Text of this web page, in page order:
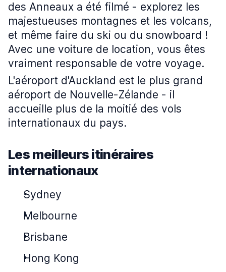
des Anneaux a été filmé - explorez les
majestueuses montagnes et les volcans,
et même faire du ski ou du snowboard !
Avec une voiture de location, vous êtes
vraiment responsable de votre voyage.
L'aéroport d'Auckland est le plus grand
aéroport de Nouvelle-Zélande - il
accueille plus de la moitié des vols
internationaux du pays.
Les meilleurs itinéraires
internationaux
Sydney
Melbourne
Brisbane
Hong Kong